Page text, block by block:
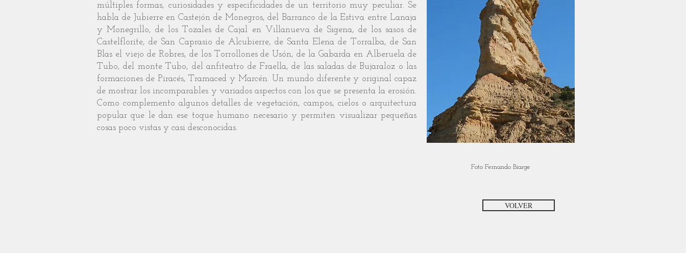
múltiples formas, curiosidades y especificidades de un territorio muy peculiar. Se
habla de Jubierre en Castejón de Monegros, del Barranco de la Estiva entre Lanaja
y Monegrillo, de los Tozales de Cajal en Villanueva de Sigena, de los sasos de
Castelflorite, de San Caprasio de Alcubierre, de Santa Elena de Torralba, de San
Blas el viejo de Robres, de los Torrollones de Usón, de la Gabarda en Alberuela de
Tubo, del monte Tubo, del anfiteatro de Fraella, de las saladas de Bujaraloz o las
formaciones de Piracés, Tramaced y Marcén. Un mundo diferente y original capaz
de mostrar los incomparables y variados aspectos con los que se presenta la erosión.
Como complemento algunos detalles de vegetación, campos, cielos o arquitectura
popular que le dan ese toque humano necesario y permiten visualizar pequeñas
cosas poco vistas y casi desconocidas.
Foto Fernando Biarge
VOLVER